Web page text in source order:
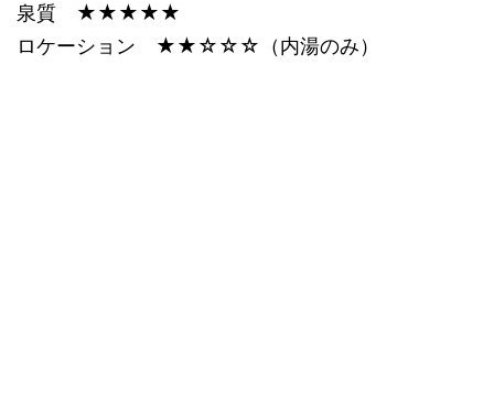
泉質 ★★★★★
ロケーション ★★☆☆☆（内湯のみ）